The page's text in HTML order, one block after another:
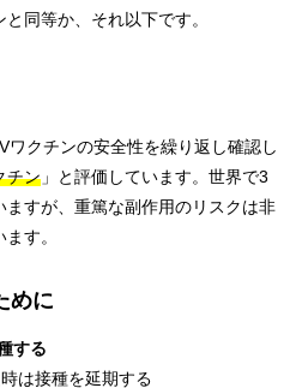
同等か、それ以下です。
ワクチンの安全性を繰り返し確認し
チン 」と評価しています。世界で3
すが、重篤な副作用のリスクは非
す。
めに
する
は接種を延期する